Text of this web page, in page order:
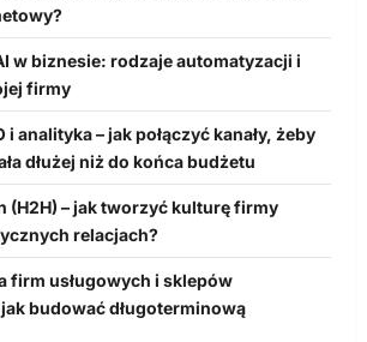
w biznesie: rodzaje automatyzacji i
firmy
i analityka – jak połączyć kanały, żeby
dłużej niż do końca budżetu
(H2H) – jak tworzyć kulturę firmy
relacjach?
firm usługowych i sklepów
budować długoterminową